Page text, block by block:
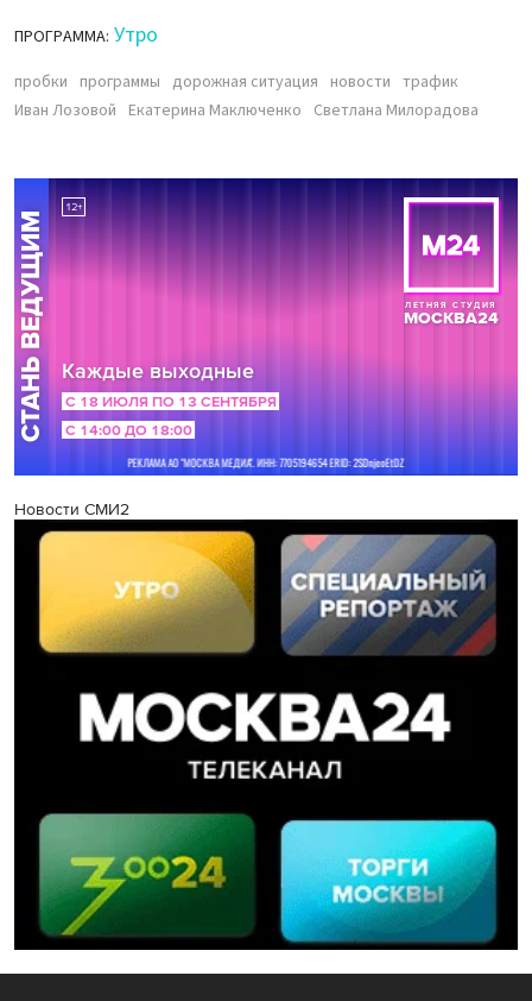
ПРОГРАММА: Утро
пробки программы дорожная ситуация новости трафик
Иван Лозовой Екатерина Маключенко Светлана Милорадова
Новости СМИ2